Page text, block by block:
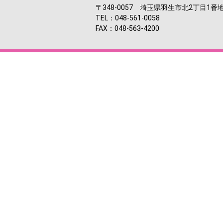
〒348-0057 埼玉県羽生市北2丁目1番
TEL：048-561-0058
FAX：048-563-4200